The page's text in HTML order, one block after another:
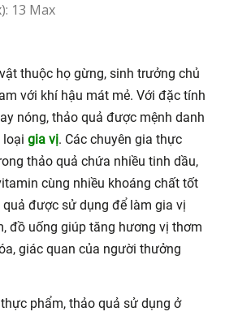
13 Max
thuộc họ gừng, sinh trưởng chủ
với khí hậu mát mẻ. Với đặc tính
nóng, thảo quả được mệnh danh
loại gia vị. Các chuyên gia thực
thảo quả chứa nhiều tinh dầu,
cùng nhiều khoáng chất tốt
được sử dụng để làm gia vị
đồ uống giúp tăng hương vị thơm
giác quan của người thưởng
phẩm, thảo quả sử dụng ở